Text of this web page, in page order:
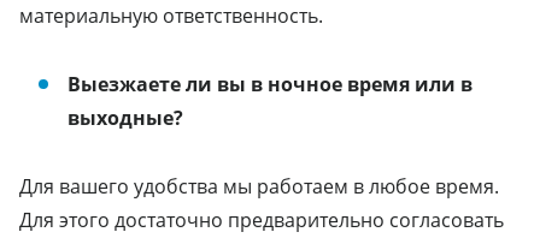
материальную ответственность.
Выезжаете ли вы в ночное время или в
выходные?
Для вашего удобства мы работаем в любое время.
Для этого достаточно предварительно согласовать